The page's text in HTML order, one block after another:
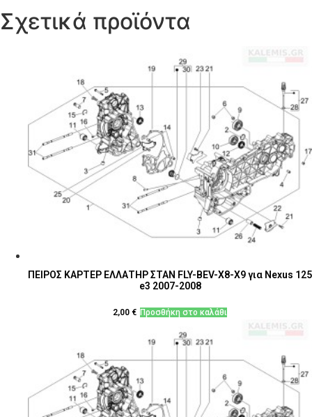
Σχετικά προϊόντα
ΠΕΙΡΟΣ ΚΑΡΤΕΡ ΕΛΛΑΤΗΡ ΣΤΑΝ FLY-BEV-X8-X9 για Nexus 125
e3 2007-2008
2,00 € Προσθήκη στο καλάθι